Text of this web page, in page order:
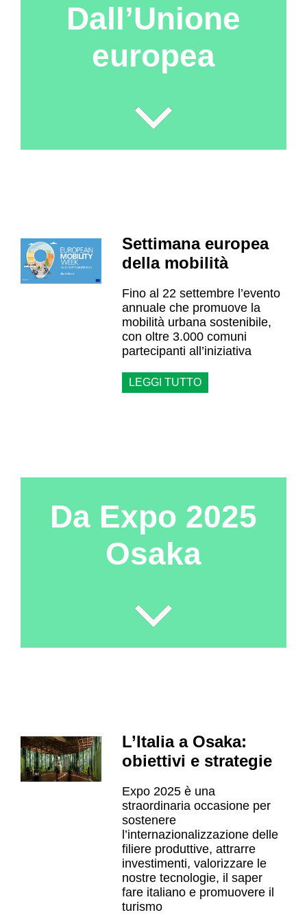
Dall’Unione
europea
Settimana europea
della mobilità
Fino al 22 settembre l’evento
annuale che promuove la
mobilità urbana sostenibile,
con oltre 3.000 comuni
partecipanti all’iniziativa
LEGGI TUTTO
Da Expo 2025
Osaka
L’Italia a Osaka:
obiettivi e strategie
Expo 2025 è una
straordinaria occasione per
sostenere
l’internazionalizzazione delle
filiere produttive, attrarre
investimenti, valorizzare le
nostre tecnologie, il saper
fare italiano e promuovere il
turismo